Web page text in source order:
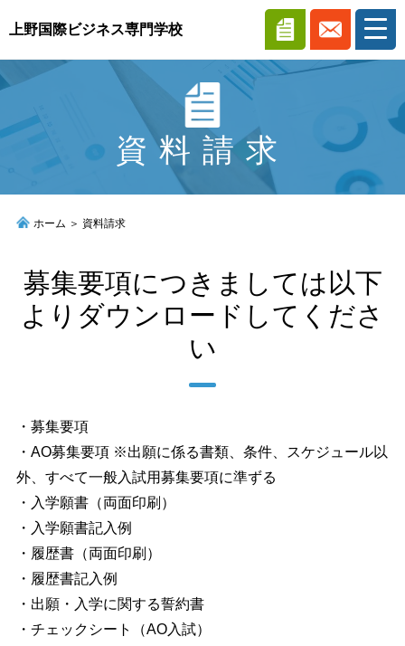
上野国際ビジネス専門学校
学科案内
入学案内
アクセス
個人情報保護方針
資料請求
ホーム ＞ 資料請求
募集要項につきましては以下
よりダウンロードしてくださ
い
・募集要項
・AO募集要項 ※出願に係る書類、条件、スケジュール以
外、すべて一般入試用募集要項に準ずる
・入学願書（両面印刷）
・入学願書記入例
・履歴書（両面印刷）
・履歴書記入例
・出願・入学に関する誓約書
・チェックシート（AO入試）